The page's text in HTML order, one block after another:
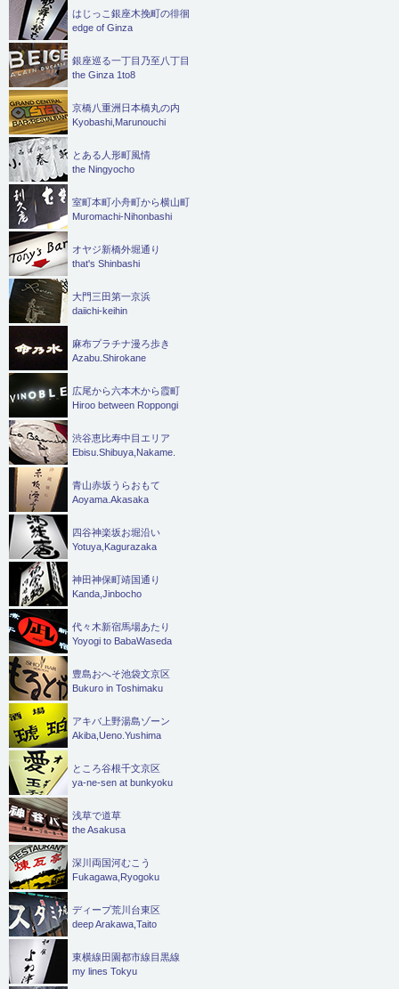
はじっこ銀座木挽町の徘徊
edge of Ginza
銀座巡る一丁目乃至八丁目
the Ginza 1to8
京橋八重洲日本橋丸の内
Kyobashi,Marunouchi
とある人形町風情
the Ningyocho
室町本町小舟町から横山町
Muromachi-Nihonbashi
オヤジ新橋外堀通り
that's Shinbashi
大門三田第一京浜
daiichi-keihin
麻布プラチナ漫ろ歩き
Azabu.Shirokane
広尾から六本木から霞町
Hiroo between Roppongi
渋谷恵比寿中目エリア
Ebisu.Shibuya,Nakame.
青山赤坂うらおもて
Aoyama.Akasaka
四谷神楽坂お堀沿い
Yotuya,Kagurazaka
神田神保町靖国通り
Kanda,Jinbocho
代々木新宿馬場あたり
Yoyogi to BabaWaseda
豊島おへそ池袋文京区
Bukuro in Toshimaku
アキバ上野湯島ゾーン
Akiba,Ueno.Yushima
ところ谷根千文京区
ya-ne-sen at bunkyoku
浅草で道草
the Asakusa
深川両国河むこう
Fukagawa,Ryogoku
ディープ荒川台東区
deep Arakawa,Taito
東横線田園都市線目黒線
my lines Tokyu